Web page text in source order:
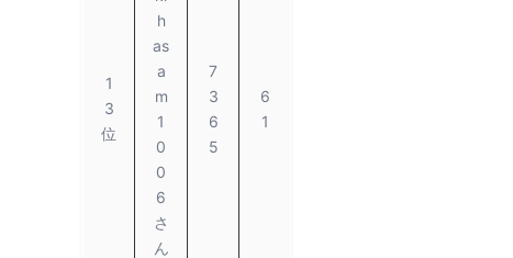
1
3
位
h
as
a
m
1
0
0
6
さ
ん
7
3
6
5
6
1